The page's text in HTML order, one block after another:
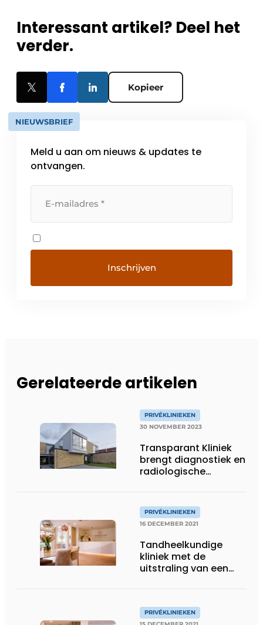
Interessant artikel? Deel het
verder.
Kopieer
NIEUWSBRIEF
Meld u aan om nieuws & updates te
ontvangen.
Gerelateerde artikelen
PRIVÉKLINIEKEN
30 NOVEMBER 2023
Transparant Kliniek
brengt diagnostiek en
radiologische
PRIVÉKLINIEKEN
16 DECEMBER 2021
Tandheelkundige
kliniek met de
uitstraling van een
PRIVÉKLINIEKEN